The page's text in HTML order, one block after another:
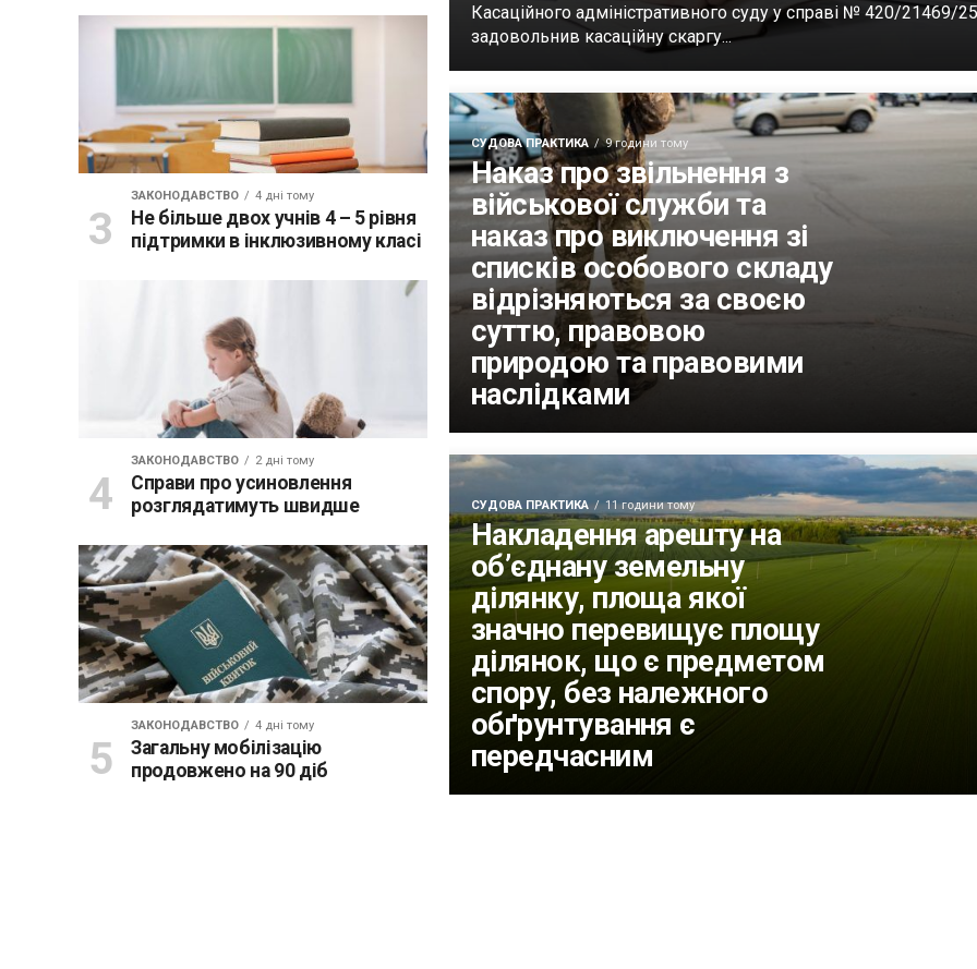
Касаційного адміністративного суду у справі № 420/21469/25
задовольнив касаційну скаргу...
СУДОВА ПРАКТИКА 9 години тому
Наказ про звільнення з
військової служби та
наказ про виключення зі
списків особового складу
відрізняються за своєю
суттю, правовою
природою та правовими
наслідками
СУДОВА ПРАКТИКА 11 години тому
Накладення арешту на
об’єднану земельну
ділянку, площа якої
значно перевищує площу
ділянок, що є предметом
спору, без належного
обґрунтування є
передчасним
ЗАКОНОДАВСТВО 4 дні тому
Не більше двох учнів 4 – 5 рівня
підтримки в інклюзивному класі
ЗАКОНОДАВСТВО 2 дні тому
Справи про усиновлення
розглядатимуть швидше
ЗАКОНОДАВСТВО 4 дні тому
Загальну мобілізацію
продовжено на 90 діб